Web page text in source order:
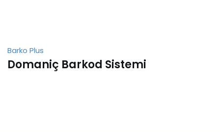
Barko Plus
Domaniç Barkod Sistemi